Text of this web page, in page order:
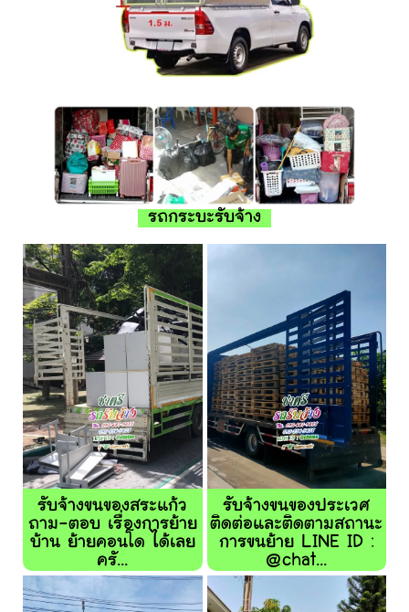
รถกระบะรับจ้าง
รับจ้างขนของสระแก้ว
ถาม-ตอบ เรื่องการย้าย
บ้าน ย้ายคอนโด ได้เลย
ครั...
รับจ้างขนของประเวศ
ติดต่อและติดตามสถานะ
การขนย้าย LINE ID :
@chat...